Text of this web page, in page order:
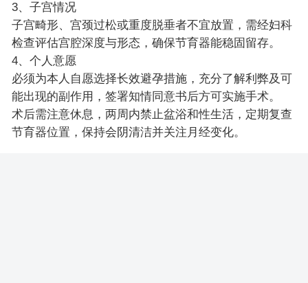
3、子宫情况
子宫畸形、宫颈过松或重度脱垂者不宜放置，需经妇科
检查评估宫腔深度与形态，确保节育器能稳固留存。
4、个人意愿
必须为本人自愿选择长效避孕措施，充分了解利弊及可
能出现的副作用，签署知情同意书后方可实施手术。
术后需注意休息，两周内禁止盆浴和性生活，定期复查
节育器位置，保持会阴清洁并关注月经变化。